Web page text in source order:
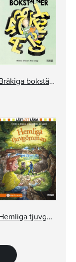
Bråkiga bokstäver
Hemliga tjuvgömman